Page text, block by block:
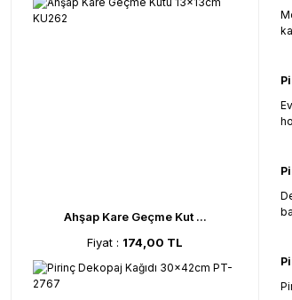
Ahşap Kare Geçme Kut ...
Fiyat : 174,00 TL